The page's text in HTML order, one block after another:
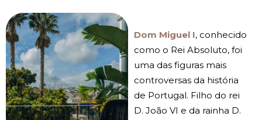
Dom Miguel I, conhecido
como o Rei Absoluto, foi
uma das figuras mais
controversas da história
de Portugal. Filho do rei
D. João VI e da rainha D.